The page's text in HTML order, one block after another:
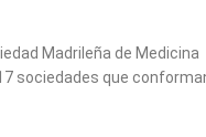
Madrileña de Medicina
sociedades que